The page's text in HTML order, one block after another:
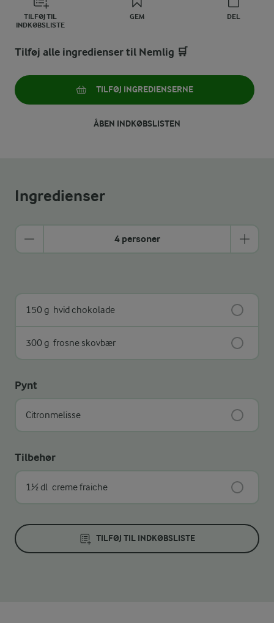
TILFØJ TIL
INDKØBSLISTE
GEM DEL
Tilføj alle ingredienser til Nemlig 🛒
TILFØJ INGREDIENSERNE
ÅBEN INDKØBSLISTEN
Ingredienser
4 personer
150 g hvid chokolade
300 g frosne skovbær
Pynt
Citronmelisse
Tilbehør
1½ dl creme fraiche
TILFØJ TIL INDKØBSLISTE